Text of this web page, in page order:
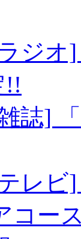
ジオ
!!
誌]
レビ
コー